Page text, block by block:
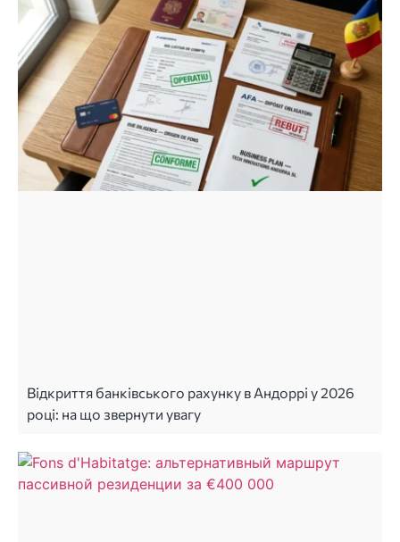
Відкриття банківського рахунку в Андоррі у 2026
році: на що звернути увагу